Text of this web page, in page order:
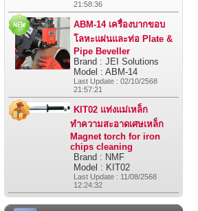
21:58:36
ABM-14 เครื่องบากขอบ
โลหะแผ่นและท่อ Plate &
Pipe Beveller
Brand : JEI Solutions
Model : ABM-14
Last Update : 02/10/2568
21:57:21
KIT02 แท่งแม่เหล็ก
ทำความสะอาดเศษเหล็ก
Magnet torch for iron
chips cleaning
Brand : NMF
Model : KIT02
Last Update : 11/08/2568
12:24:32